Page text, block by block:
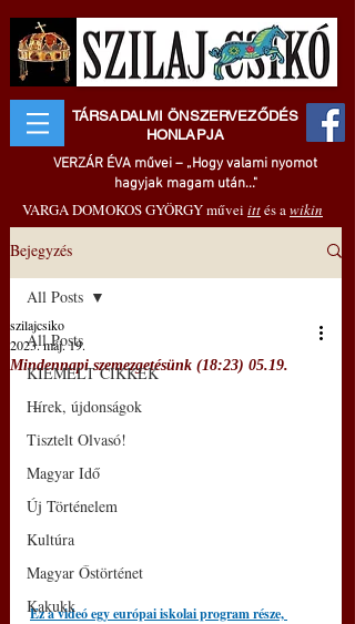
TÁRSADALMI ÖNSZERVEZŐDÉS
HONLAPJA
VERZÁR ÉVA művei – „Hogy valami nyomot
hagyjak magam után..."
VARGA DOMOKOS GYÖRGY művei ittés awikin
Bejegyzés
All Posts
KIEMELT CIKKEK
Hírek, újdonságok
Tisztelt Olvasó!
Magyar Idő
Új Történelem
Kultúra
Magyar Őstörténet
Kakukk
All Posts
Mindennapi szemezgetésünk (18:23) 05.19.
szilajcsiko
2023. máj. 19.
–
Ez a videó egy európai iskolai program része,